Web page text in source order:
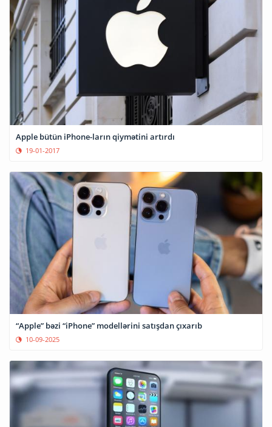
Apple bütün iPhone-ların qiymətini artırdı
19-01-2017
“Apple” bəzi “iPhone” modellərini satışdan çıxarıb
10-09-2025